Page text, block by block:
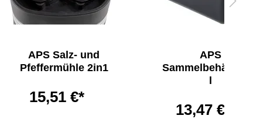
APS Salz- und
Pfeffermühle 2in1
15,51 €*
APS
Sammelbehälter 13
13,47 €*